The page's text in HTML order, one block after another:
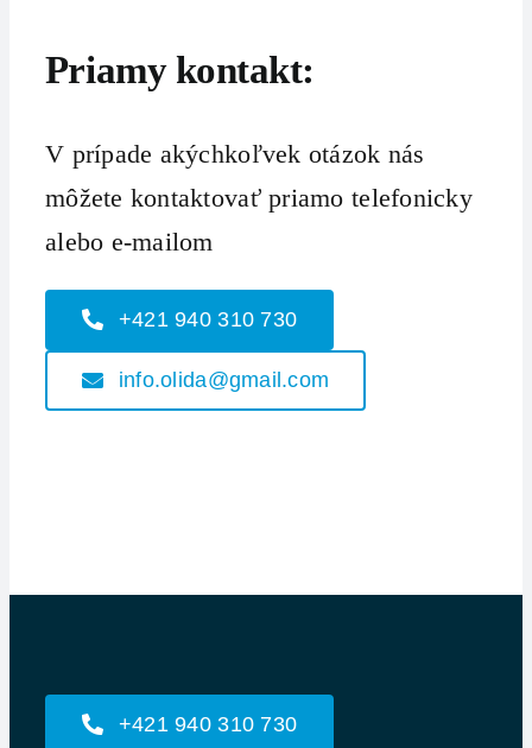
Priamy kontakt:
V prípade akýchkoľvek otázok nás
môžete kontaktovať priamo telefonicky
alebo e-mailom
+421 940 310 730
info.olida@gmail.com
+421 940 310 730